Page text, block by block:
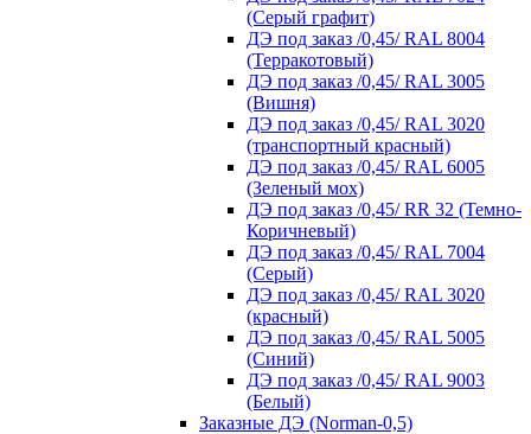
(Серый графит)
ДЭ под заказ /0,45/ RAL 8004
(Терракотовый)
ДЭ под заказ /0,45/ RAL 3005
(Вишня)
ДЭ под заказ /0,45/ RAL 3020
(транспортный красный)
ДЭ под заказ /0,45/ RAL 6005
(Зеленый мох)
ДЭ под заказ /0,45/ RR 32 (Темно-
Коричневый)
ДЭ под заказ /0,45/ RAL 7004
(Серый)
ДЭ под заказ /0,45/ RAL 3020
(красный)
ДЭ под заказ /0,45/ RAL 5005
(Синий)
ДЭ под заказ /0,45/ RAL 9003
(Белый)
Заказные ДЭ (Norman-0,5)